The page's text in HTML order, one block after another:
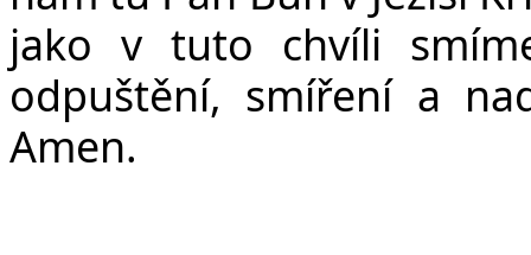
jako v tuto chvíli
odpuštění, smíření a
Amen.